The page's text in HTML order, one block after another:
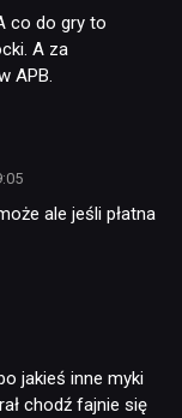
co do gry to
A za
APB.
ale jeśli płatna
jakieś inne myki
chodź fajnie się